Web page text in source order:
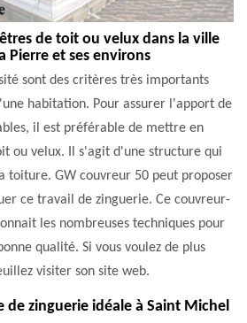
de toit ou velux dans la ville
Pierre et ses environs
sont des critères très importants
habitation. Pour assurer l'apport de
il est préférable de mettre en
ou velux. Il s'agit d'une structure qui
toiture. GW couvreur 50 peut proposer
ce travail de zinguerie. Ce couvreur-
les nombreuses techniques pour
qualité. Si vous voulez de plus
visiter son site web.
de zinguerie idéale à Saint Michel